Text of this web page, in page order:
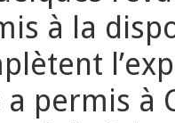
à la
permis à